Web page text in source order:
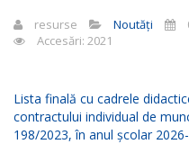
resurse Noutăți
Accesări: 2021
Lista finală cu cadrele
contractului individual de
198/2023, în anul școlar